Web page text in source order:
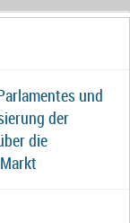
und
der
die